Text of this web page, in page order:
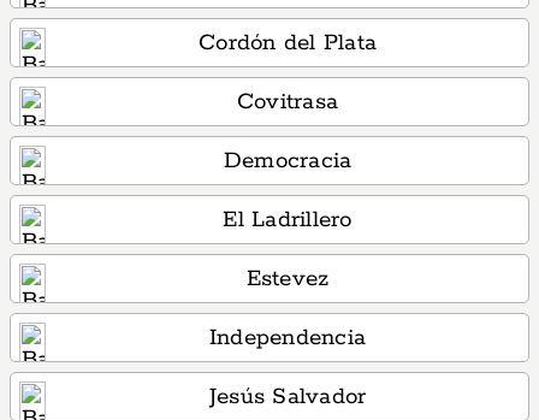
Cordón del Plata
Covitrasa
Democracia
El Ladrillero
Estevez
Independencia
Jesús Salvador